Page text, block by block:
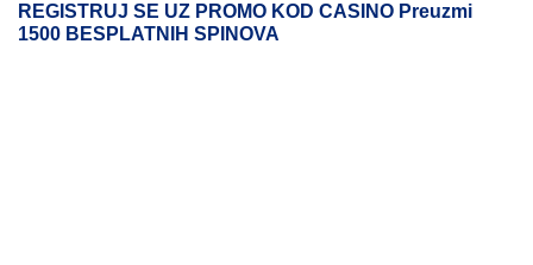
REGISTRUJ SE UZ PROMO KOD CASINO Preuzmi
1500 BESPLATNIH SPINOVA